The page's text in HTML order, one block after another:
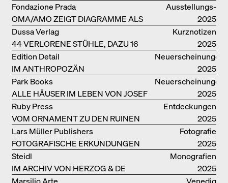
Ausstellungs­
kataloge
OMA/AMO ZEIGT DIAGRAMME ALS
NARRATIVE DER ERKENNTNIS
Fondazione Prada
2025
Kurznotizen
44 VERLORENE STÜHLE, DAZU 16
SOFAS UND BÄNKE
Dussa Verlag
2025
Neuerscheinungen
IM ANTHROPOZÄN
Edition Detail
2025
Neuerscheinungen
ALLE HÄUSER IM LEBEN VON JOSEF
FRANK
Park Books
2025
Entdeckungen
VOM ORNAMENT ZU DEN RUINEN
DES ALLTAGS
Ruby Press
2025
Fotografie
FOTOGRAFISCHE ERKUNDUNGEN
VON DENISE SCOTT BROWN
Lars Müller Publishers
2025
Monografien
IM ARCHIV VON HERZOG & DE
MEURON
Steidl
2025